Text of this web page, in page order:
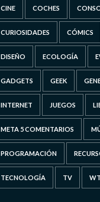
CINE COCHES
CURIOSIDADES CÓMICS
DISEÑO ECOLOGÍA
GADGETS GEEK
INTERNET JUEGOS
META 5 COMENTARIOS
PROGRAMACIÓN
TECNOLOGÍA TV